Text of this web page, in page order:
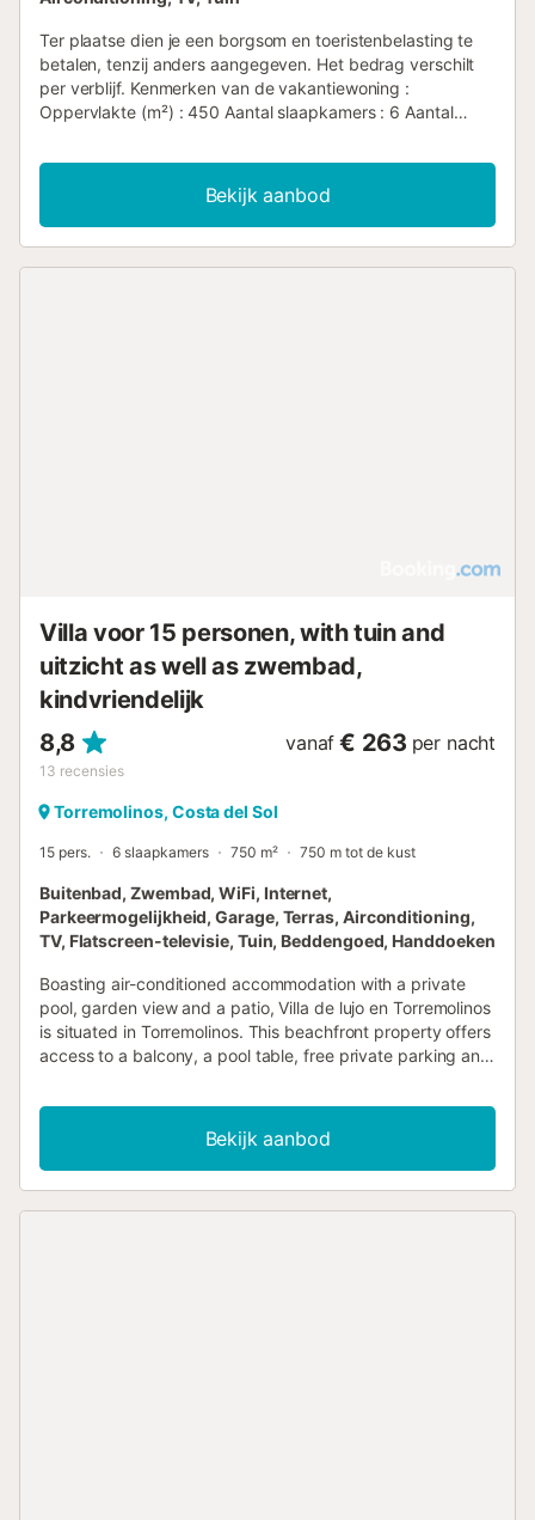
Ter plaatse dien je een borgsom en toeristenbelasting te
betalen, tenzij anders aangegeven. Het bedrag verschilt
per verblijf. Kenmerken van de vakantiewoning :
Oppervlakte (m²) : 450 Aantal slaapkamers : 6 Aantal
Magnetron TV Terras tuin Huisdieren toegestaan Barbecue
Oven Haard Afwasmachine Wasdroger Privézwembad
Wifi-toegang Parkeerplaats Wifi Haardroger Koelkast
Koffiezetapparaat Waterkoker Strijkplank en strijkijzer
Bekijk aanbod
Villa voor 15 personen, with tuin and
uitzicht as well as zwembad,
kindvriendelijk
8,8
13 recensies
vanaf € 263 per nacht
Torremolinos, Costa del Sol
15 pers. 6 slaapkamers 750 m² 750 m tot de kust
Buitenbad, Zwembad, WiFi, Internet,
Parkeermogelijkheid, Garage, Terras, Airconditioning,
TV, Flatscreen-televisie, Tuin, Beddengoed, Handdoeken
Boasting air-conditioned accommodation with a private
pool, garden view and a patio, Villa de lujo en Torremolinos
is situated in Torremolinos. This beachfront property offers
access to a balcony, a pool table, free private parking and
Bekijk aanbod